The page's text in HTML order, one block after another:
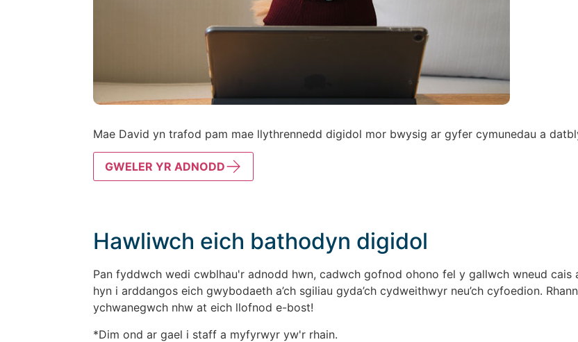
Mae David yn trafod pam mae llythrennedd digidol mor bwysig ar gyfer cymunedau a
GWELER YR ADNODD
Hawliwch eich bathodyn digidol
Pan fyddwch wedi cwblhau'r adnodd hwn, cadwch gofnod ohono fel y gallwch wneud
hyn i arddangos eich gwybodaeth a’ch sgiliau gyda’ch cydweithwyr neu’ch cyfoedion.
ychwanegwch nhw at eich llofnod e-bost!
*Dim ond ar gael i staff a myfyrwyr yw'r rhain.